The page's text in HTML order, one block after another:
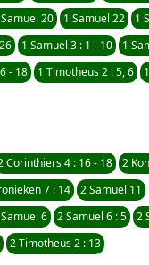
20 1 Samuel 22
1
1 Samuel 3 : 1 - 10
1
- 18
1 Timotheus 2 : 5, 6
Corinthiers 4 : 16 - 18
2
7 : 14
2 Samuel 11
6 2 Samuel 6 : 5
2
2 Timotheus 2 : 13